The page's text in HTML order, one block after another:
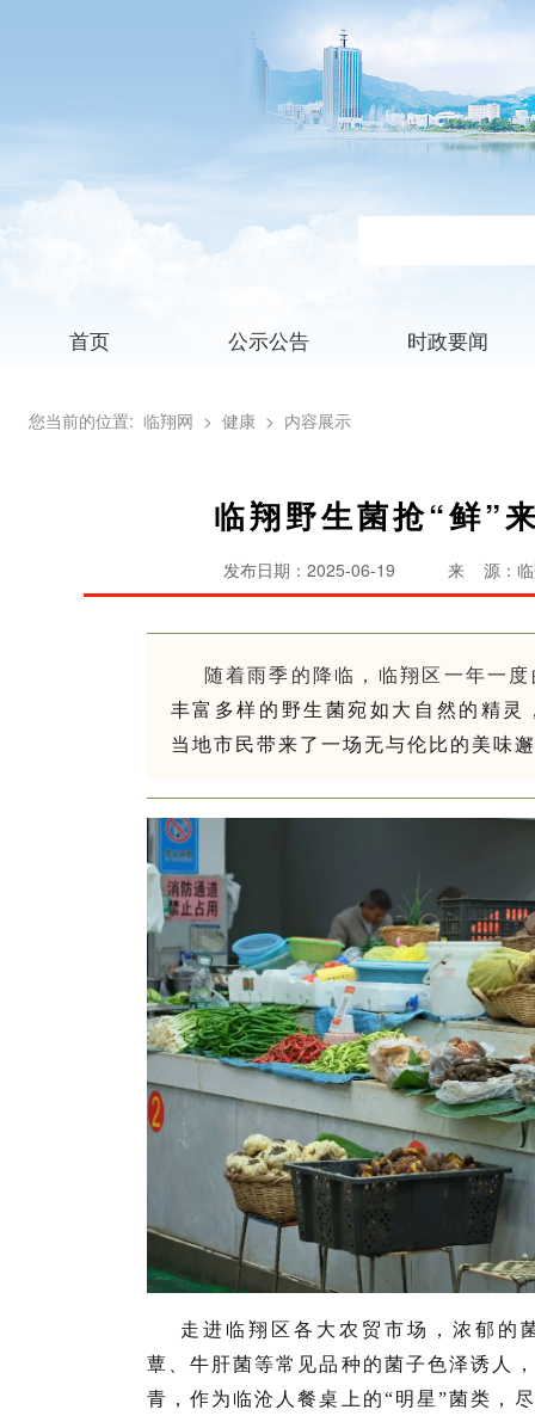
首页 公示公告 时政要闻
您当前的位置: 临翔网 > 健康 > 内容展示
临翔野生菌抢“鲜”
发布日期：2025-06-19 来 源：临
随着雨季的降临，临翔区一年一
丰富多样的野生菌宛如大自然的精
当地市民带来了一场无与伦比的美味
走进临翔区各大农贸市场，浓郁的
蕈、牛肝菌等常见品种的菌子色泽诱人
青，作为临沧人餐桌上的“明星”菌类，